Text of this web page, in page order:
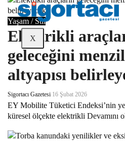
X
Yaşam / Stil
Elektrikli
geleceğini
altyapısı
Sigortacı Gazetesi 16 Şubat 2026
EY Mobilite Tüketici Endeksi’nin
küresel ölçekte elektrikli Devamını